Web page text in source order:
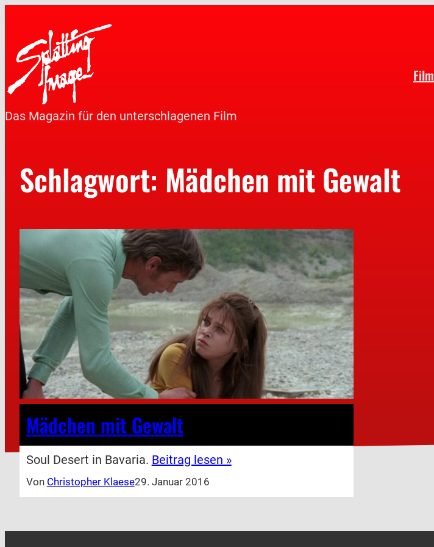
Das Magazin für den unterschlagenen Film
Film
Schlagwort: Mädchen mit Gewalt
Mädchen mit Gewalt
Soul Desert in Bavaria. Beitrag lesen »
Von Christopher Klaese29. Januar 2016